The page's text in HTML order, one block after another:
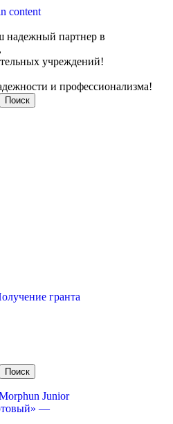
content
партнер в
учреждений!
и профессионализма!
Поиск
гранта
Поиск